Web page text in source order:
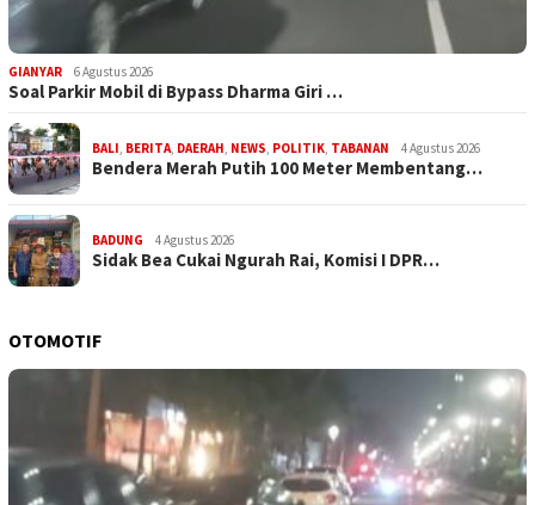
GIANYAR 6 Agustus 2026
Soal Parkir Mobil di Bypass Dharma Giri …
BALI BERITA DAERAH NEWS POLITIK TABANAN 4 Agustus 2026
Bendera Merah Putih 100 Meter Membentang…
BADUNG 4 Agustus 2026
Sidak Bea Cukai Ngurah Rai, Komisi I DPR…
OTOMOTIF